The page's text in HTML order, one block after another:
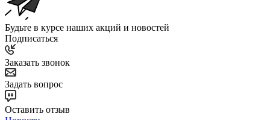
Будьте в курсе наших акций и новостей
Подписаться
Заказать звонок
Задать вопрос
Оставить отзыв